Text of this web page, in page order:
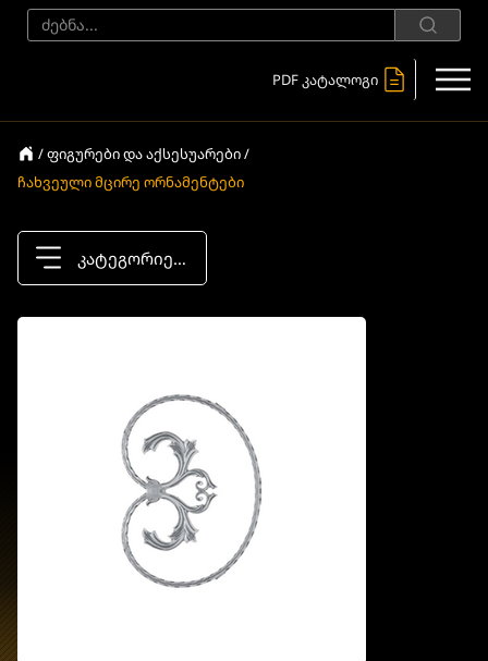
PDF კატალოგი
/ ფიგურები და აქსესუარები /
ჩახვეული მცირე ორნამენტები
კატეგორიები